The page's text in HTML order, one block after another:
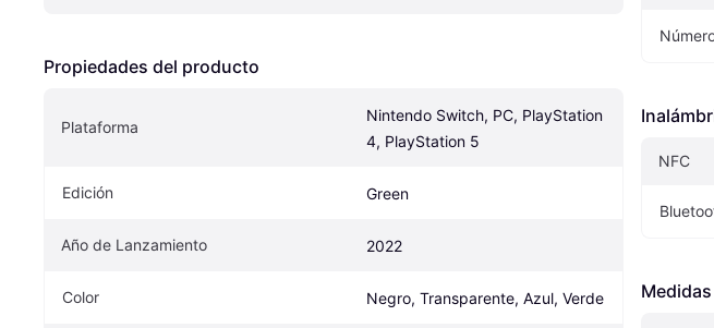
Propiedades del producto
Plataforma
Nintendo Switch, PC, PlayStation
4, PlayStation 5
Edición Green
Año de Lanzamiento 2022
Color Negro, Transparente, Azul, Verde
NFC
Medidas